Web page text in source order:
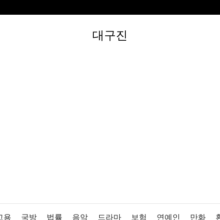
대구진
용 국방 법률 음악 드라마 보험 연예인 만화